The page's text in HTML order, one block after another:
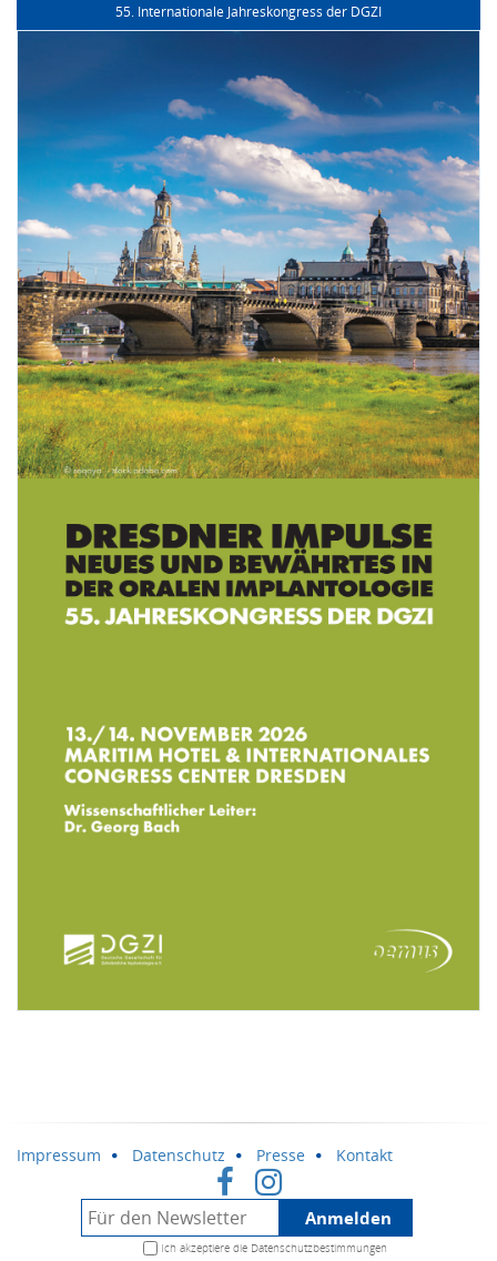
55. Internationale Jahreskongress der DGZI
Impressum Datenschutz Presse Kontakt
Anmelden
Ich akzeptiere die Datenschutzbestimmungen